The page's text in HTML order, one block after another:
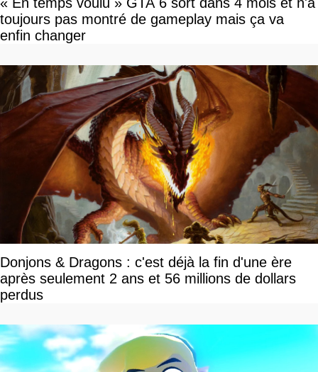
toujours pas montré de gameplay mais ça va
enfin changer
Donjons & Dragons : c'est déjà la fin d'une ère
après seulement 2 ans et 56 millions de dollars
perdus